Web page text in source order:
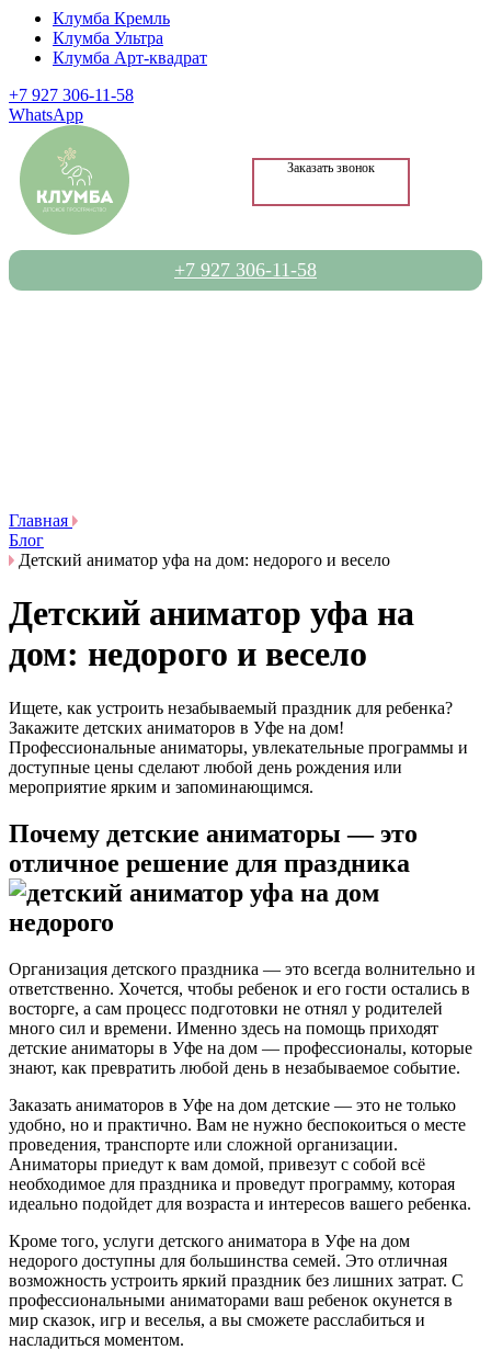
Клумба Кремль
Клумба Ультра
Клумба Арт-квадрат
+7 927 306-11-58
WhatsApp
Заказать звонок
+7 927 306-11-58
Главная
Блог
Детский аниматор уфа на дом: недорого и весело
Детский аниматор уфа на
дом: недорого и весело
Ищете, как устроить незабываемый праздник для ребенка?
Закажите детских аниматоров в Уфе на дом!
Профессиональные аниматоры, увлекательные программы и
доступные цены сделают любой день рождения или
мероприятие ярким и запоминающимся.
Почему детские аниматоры — это
отличное решение для праздника
Организация детского праздника — это всегда волнительно и
ответственно. Хочется, чтобы ребенок и его гости остались в
восторге, а сам процесс подготовки не отнял у родителей
много сил и времени. Именно здесь на помощь приходят
детские аниматоры в Уфе на дом — профессионалы, которые
знают, как превратить любой день в незабываемое событие.
Заказать аниматоров в Уфе на дом детские — это не только
удобно, но и практично. Вам не нужно беспокоиться о месте
проведения, транспорте или сложной организации.
Аниматоры приедут к вам домой, привезут с собой всё
необходимое для праздника и проведут программу, которая
идеально подойдет для возраста и интересов вашего ребенка.
Кроме того, услуги детского аниматора в Уфе на дом
недорого доступны для большинства семей. Это отличная
возможность устроить яркий праздник без лишних затрат. С
профессиональными аниматорами ваш ребенок окунется в
мир сказок, игр и веселья, а вы сможете расслабиться и
насладиться моментом.